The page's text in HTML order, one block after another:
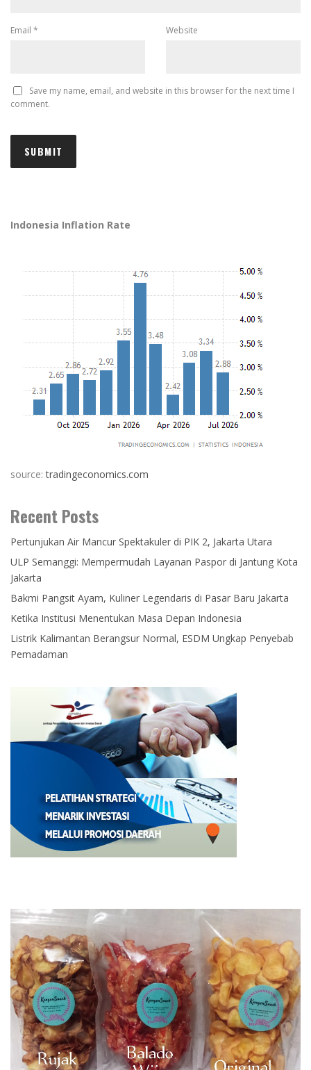
Email * Website
Save my name, email, and website in this browser for the next time I
comment.
Indonesia Inflation Rate
source:tradingeconomics.com
Recent Posts
Pertunjukan Air Mancur Spektakuler di PIK 2, Jakarta Utara
ULP Semanggi: Mempermudah Layanan Paspor di Jantung Kota
Jakarta
Bakmi Pangsit Ayam, Kuliner Legendaris di Pasar Baru Jakarta
Ketika Institusi Menentukan Masa Depan Indonesia
Listrik Kalimantan Berangsur Normal, ESDM Ungkap Penyebab
Pemadaman